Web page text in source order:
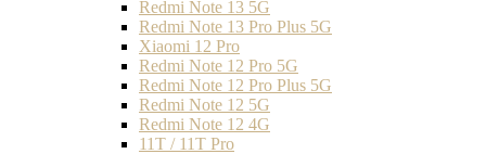
Redmi Note 13 5G
Redmi Note 13 Pro Plus 5G
Xiaomi 12 Pro
Redmi Note 12 Pro 5G
Redmi Note 12 Pro Plus 5G
Redmi Note 12 5G
Redmi Note 12 4G
11T / 11T Pro